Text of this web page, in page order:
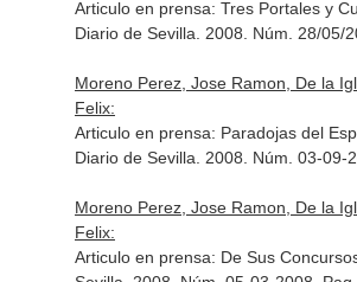
Articulo en prensa: Tres Portales y
Diario de Sevilla . 2008. Núm. 28/05/
Moreno Perez, Jose Ramon, De la
Felix:
Articulo en prensa: Paradojas del
Diario de Sevilla . 2008. Núm. 03-09-
Moreno Perez, Jose Ramon, De la
Felix:
Articulo en prensa: De Sus